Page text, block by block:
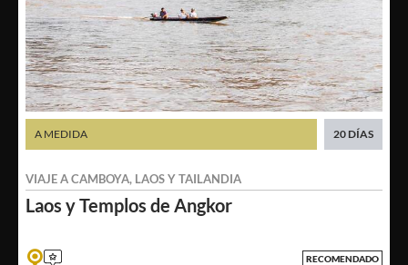
Laos yTemplos de Angkor
VIAJE ACAMBOYA, LAOSYTAILANDIA
A MEDIDA 20 DÍAS
RECOMENDADO